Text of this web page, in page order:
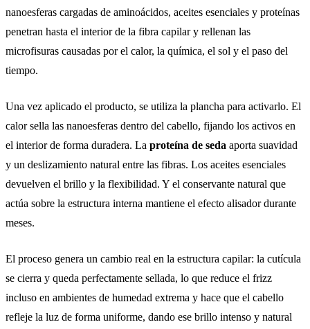
nanoesferas cargadas de aminoácidos, aceites esenciales y proteínas
penetran hasta el interior de la fibra capilar y rellenan las
microfisuras causadas por el calor, la química, el sol y el paso del
tiempo.
Una vez aplicado el producto, se utiliza la plancha para activarlo. El
calor sella las nanoesferas dentro del cabello, fijando los activos en
el interior de forma duradera. La proteína de seda aporta suavidad
y un deslizamiento natural entre las fibras. Los aceites esenciales
devuelven el brillo y la flexibilidad. Y el conservante natural que
actúa sobre la estructura interna mantiene el efecto alisador durante
meses.
El proceso genera un cambio real en la estructura capilar: la cutícula
se cierra y queda perfectamente sellada, lo que reduce el frizz
incluso en ambientes de humedad extrema y hace que el cabello
refleje la luz de forma uniforme, dando ese brillo intenso y natural